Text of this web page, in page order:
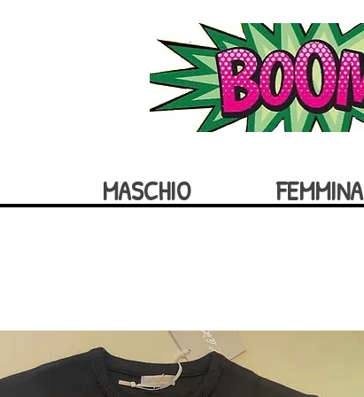
MASCHIO FEMMINA